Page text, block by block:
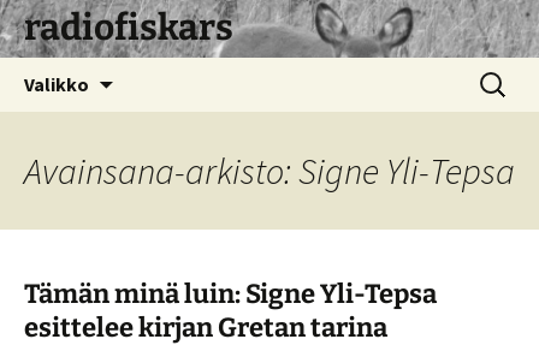
radiofiskars
Valikko Haku:
Avainsana-arkisto: Signe Yli-Tepsa
Tämän minä luin: Signe Yli-Tepsa
esittelee kirjan Gretan tarina